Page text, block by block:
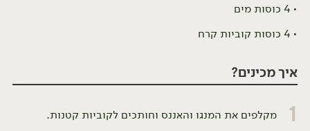
4 כוסות מים
4 כוסות קוביות קרח
איך מכינים?
1 מקלפים את המנגו והאננס וחותכים לקוביות קטנות.